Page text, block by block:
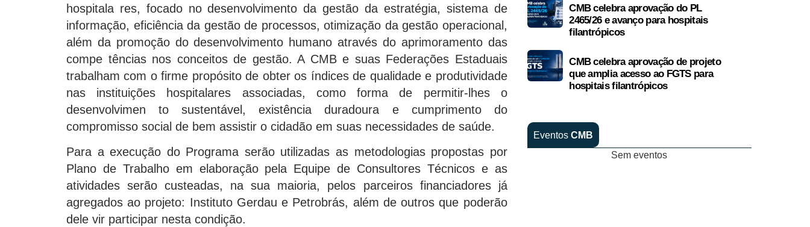
hospitala res, focado no desenvolvimento da gestão da estratégia, sistema de
informação, eficiência da gestão de processos, otimização da gestão operacional,
além da promoção do desenvolvimento humano através do aprimoramento das
compe tências nos conceitos de gestão. A CMB e suas Federações Estaduais
trabalham com o firme propósito de obter os índices de qualidade e produtividade
nas instituições hospitalares associadas, como forma de permitir-lhes o
desenvolvimen to sustentável, existência duradoura e cumprimento do
compromisso social de bem assistir o cidadão em suas necessidades de saúde.
Para a execução do Programa serão utilizadas as metodologias propostas por
Plano de Trabalho em elaboração pela Equipe de Consultores Técnicos e as
atividades serão custeadas, na sua maioria, pelos parceiros financiadores já
agregados ao projeto: Instituto Gerdau e Petrobrás, além de outros que poderão
dele vir participar nesta condição.
CMB celebra aprovação do PL
2465/26 e avanço para hospitais
filantrópicos
CMB celebra aprovação de projeto
que amplia acesso ao FGTS para
hospitais filantrópicos
Eventos CMB
Sem eventos